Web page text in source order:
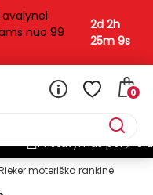
nuo 99
2d 2h
25m 8s
0
moteriška rankinė